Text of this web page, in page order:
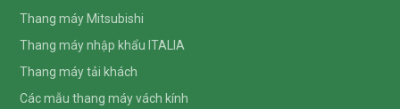
Thang máy Mitsubishi
Thang máy nhập khẩu ITALIA
Thang máy tải khách
Các mẫu thang máy vách kính